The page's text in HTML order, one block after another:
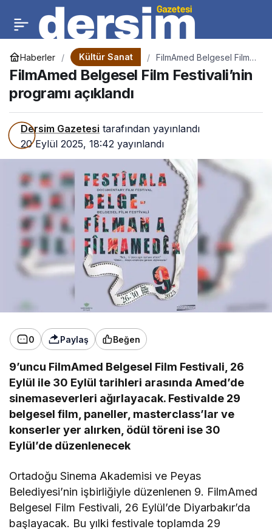
Haberler Kültür Sanat
FilmAmed Belgesel Film
Festivali’nin programı
açıklandı
FilmAmed Belgesel Film Festivali’nin
programı açıklandı
Dersim Gazetesi tarafından yayınlandı
20 Eylül 2025, 18:42 yayınlandı
0 Paylaş Beğen
9’uncu FilmAmed Belgesel Film Festivali, 26
Eylül ile 30 Eylül tarihleri arasında Amed’de
sinemaseverleri ağırlayacak. Festivalde 29
belgesel film, paneller, masterclass’lar ve
konserler yer alırken, ödül töreni ise 30
Eylül’de düzenlenecek
Ortadoğu Sinema Akademisi ve Peyas
Belediyesi’nin işbirliğiyle düzenlenen 9. FilmAmed
Belgesel Film Festivali, 26 Eylül’de Diyarbakır’da
başlayacak. Bu yılki festivale toplamda 29